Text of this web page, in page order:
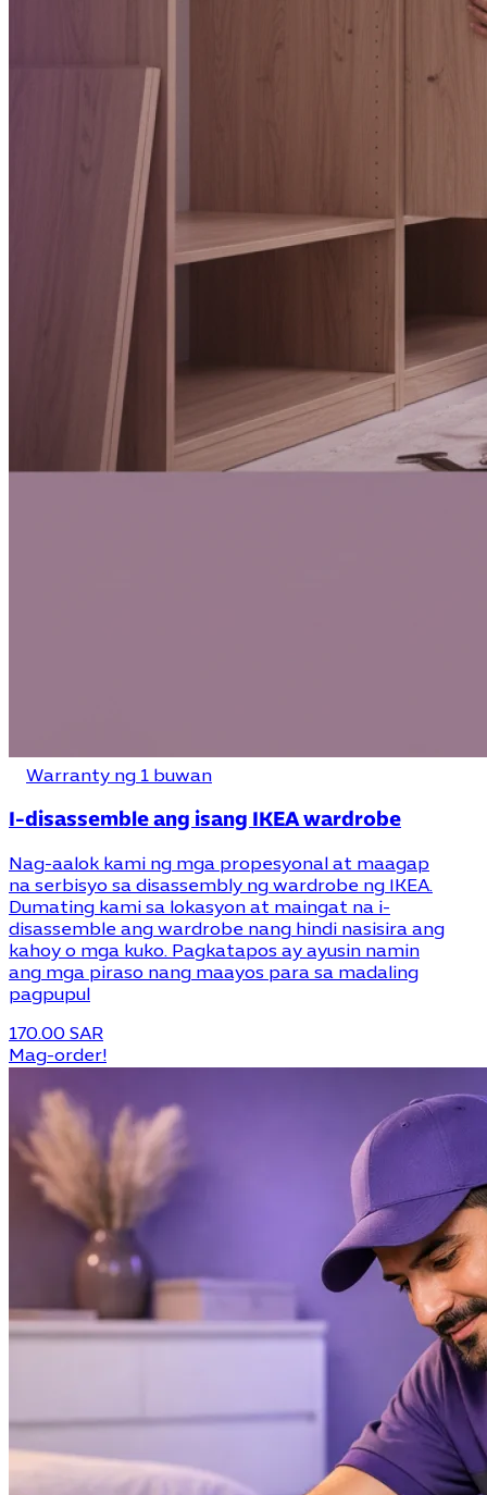
Warranty ng 1 buwan
I-disassemble ang isang IKEA wardrobe
Nag-aalok kami ng mga propesyonal at maagap
na serbisyo sa disassembly ng wardrobe ng IKEA.
Dumating kami sa lokasyon at maingat na i-
disassemble ang wardrobe nang hindi nasisira ang
kahoy o mga kuko. Pagkatapos ay ayusin namin
ang mga piraso nang maayos para sa madaling
pagpupul
170.00 SAR
Mag-order!